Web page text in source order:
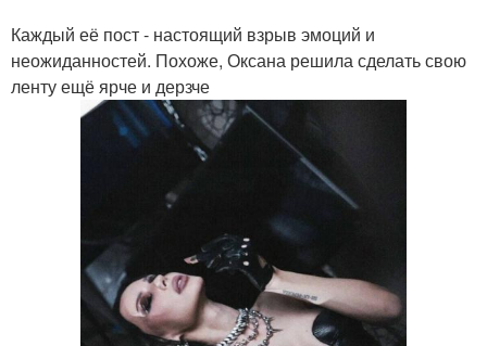
Каждый её пост - настоящий взрыв эмоций и
неожиданностей. Похоже, Оксана решила сделать свою
ленту ещё ярче и дерзче